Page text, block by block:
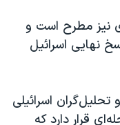
نیز مطرح است و
نهایی اسرائیل
تحلیل‌گران اسرائیلی
قرار دارد که